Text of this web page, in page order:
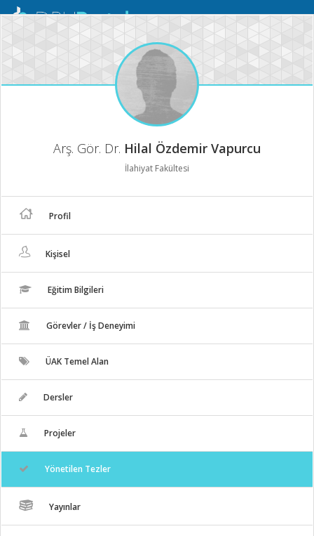
Mobil
Arş. Gör. Dr. Hilal Özdemir Vapurcu
İlahiyat Fakültesi
Profil
Kişisel
Eğitim Bilgileri
Görevler / İş Deneyimi
ÜAK Temel Alan
Dersler
Projeler
Yönetilen Tezler
Yayınlar